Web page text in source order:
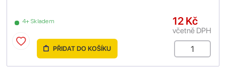
4+ Skladem 12 Kč
včetně DPH
PŘIDAT DO KOŠÍKU